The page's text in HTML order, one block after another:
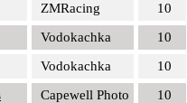
ZMRacing
10
Vodokachka
10
Vodokachka
10
Capewell Photo
10